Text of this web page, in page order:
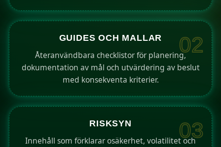
02
GUIDES OCH MALLAR
Återanvändbara checklistor för planering,
dokumentation av mål och utvärdering av beslut
med konsekventa kriterier.
03
RISKSYN
Innehåll som förklarar osäkerhet, volatilitet och